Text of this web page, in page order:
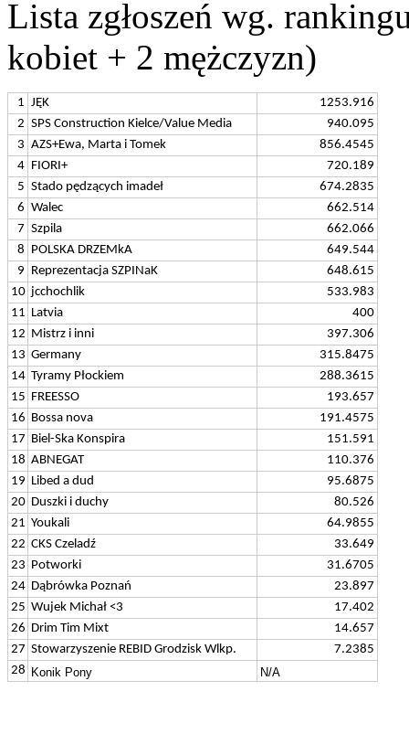
Lista zgłoszeń wg.
kobiet + 2 mężczyzn)
1 JĘK
1253.916
2 SPS Construction Kielce/Value Media
940.095
3 AZS+Ewa, Marta i Tomek
856.4545
4 FIORI+
720.189
5 Stado pędzących imadeł
674.2835
6 Walec
662.514
7 Szpila
662.066
8 POLSKA DRZEMkA
649.544
9 Reprezentacja SZPINaK
648.615
10 jcchochlik
533.983
11 Latvia
400
12 Mistrz i inni
397.306
13 Germany
315.8475
14 Tyramy Płockiem
288.3615
15 FREESSO
193.657
16 Bossa nova
191.4575
17 Biel-Ska Konspira
151.591
18 ABNEGAT
110.376
19 Libed a dud
95.6875
20 Duszki i duchy
80.526
21 Youkali
64.9855
22 CKS Czeladź
33.649
23 Potworki
31.6705
24 Dąbrówka Poznań
23.897
25 Wujek Michał <3
17.402
26 Drim Tim Mixt
14.657
27 Stowarzyszenie REBID Grodzisk Wlkp.
7.2385
28 Konik Pony N/A